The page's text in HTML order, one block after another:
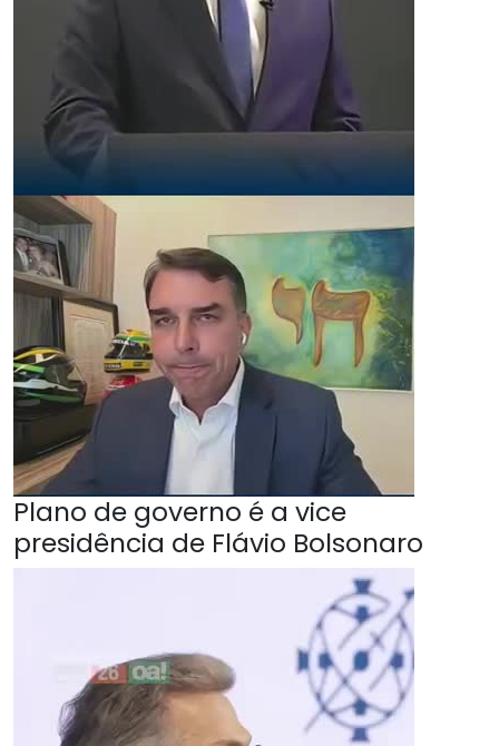
Plano de governo é a vice
presidência de Flávio Bolsonaro